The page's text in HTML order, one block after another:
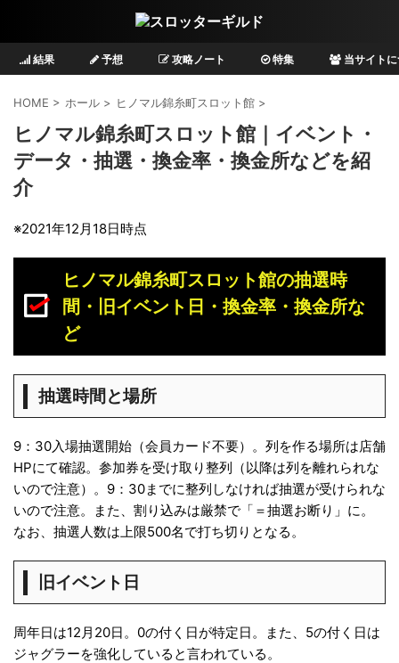
結果 予想 攻略ノート 特集 当サイト
HOME > ホール > ヒノマル錦糸町スロット館 >
ヒノマル錦糸町スロット館｜イベント・
データ・抽選・換金率・換金所などを紹
介
※2021年12月18日時点
ヒノマル錦糸町スロット館の抽選時
間・旧イベント日・換金率・換金所な
ど
抽選時間と場所
9：30入場抽選開始（会員カード不要）。列を作る場所は店舗
HPにて確認。参加券を受け取り整列（以降は列を離れられな
いので注意）。9：30までに整列しなければ抽選が受けられな
いので注意。また、割り込みは厳禁で「＝抽選お断り」に。
なお、抽選人数は上限500名で打ち切りとなる。
旧イベント日
周年日は12月20日。0の付く日が特定日。また、5の付く日は
ジャグラーを強化していると言われている。